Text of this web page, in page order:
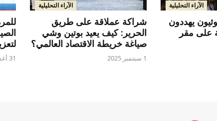
الآراء التحليلية
يهددون
على مقر
الآراء التحليلية
شراكة عملاقة على طريق
الحرير: كيف يعيد بوتين وشي
صياغة خريطة الاقتصاد العالمي؟
1 سبتمبر 2025 31 أغسطس 2025